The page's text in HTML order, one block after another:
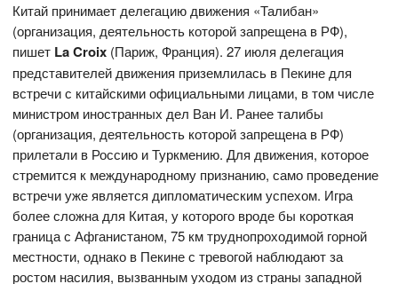
Китай принимает делегацию движения «Талибан»
(организация, деятельность которой запрещена в РФ),
пишет La Croix (Париж, Франция). 27 июля делегация
представителей движения приземлилась в Пекине для
встречи с китайскими официальными лицами, в том числе
министром иностранных дел Ван И. Ранее талибы
(организация, деятельность которой запрещена в РФ)
прилетали в Россию и Туркмению. Для движения, которое
стремится к международному признанию, само проведение
встречи уже является дипломатическим успехом. Игра
более сложна для Китая, у которого вроде бы короткая
граница с Афганистаном, 75 км труднопроходимой горной
местности, однако в Пекине с тревогой наблюдают за
ростом насилия, вызванным уходом из страны западной